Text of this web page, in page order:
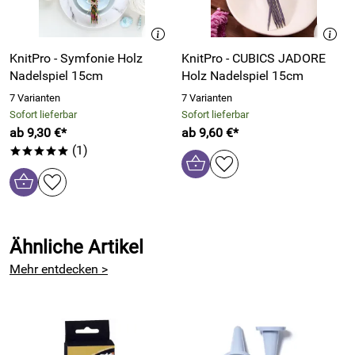
von den Nadeln.
Die maschenstopper von Clover zeichnen sich durch ihren
festen Halt auf den Nadelspitzen aus.
Das Set von Clover enthält 4 Stück Maschenstopper
passend für Stricknadeln der Nadelstärke 2mm bis 6mm.
Hersteller: CLOVER MFG. CO., LTD., 3-15-5 Nakamichi,
Higashinari-ku 537-0025 Osaka, Japan, https://www.clover-
40211 Düsseldorf, Deutschland, https://www.clover-
KnitPro - Symfonie Holz
Nadelspiel 15cm
7 Varianten
Sofort lieferbar
ab 9,30 €*
***** (1)
KnitPro - CUBICS JADORE
Holz Nadelspiel 15cm
7 Varianten
Sofort lieferbar
ab 9,60 €*
Ähnliche Artikel
Mehr entdecken >